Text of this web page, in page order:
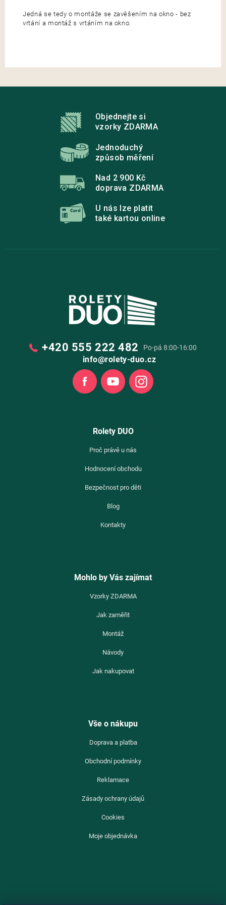
Jedná se tedy o montáže se zavěšením na okno - bez
vrtání a montáž s vrtáním na okno.
Objednejte si
vzorky ZDARMA
Jednoduchý
způsob měření
Nad 2 900 Kč
doprava ZDARMA
U nás lze platit
také kartou online
+420 555 222 482 Po-pá 8:00-16:00
info@rolety-duo.cz
Facebook Youtube
Rolety DUO
Proč právě u nás
Hodnocení obchodu
Bezpečnost pro děti
Blog
Kontakty
Mohlo by Vás zajímat
Vzorky ZDARMA
Jak zaměřit
Montáž
Návody
Jak nakupovat
Vše o nákupu
Doprava a platba
Obchodní podmínky
Reklamace
Zásady ochrany údajů
Cookies
Moje objednávka